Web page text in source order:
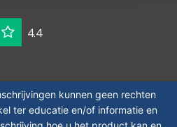
4.4
kunnen geen rechten
ter educatie en/of informatie en